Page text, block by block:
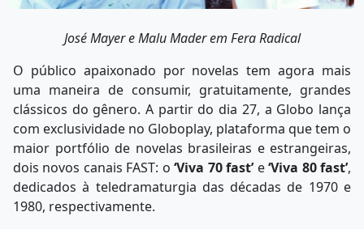
José Mayer e Malu Mader em Fera Radical
O público apaixonado por novelas tem agora mais
uma maneira de consumir, gratuitamente, grandes
clássicos do gênero. A partir do dia 27, a Globo lança
com exclusividade no Globoplay, plataforma que tem o
maior portfólio de novelas brasileiras e estrangeiras,
dois novos canais FAST: o‘Viva 70 fast’e‘Viva 80 fast’,
dedicados à teledramaturgia das décadas de 1970 e
1980, respectivamente.